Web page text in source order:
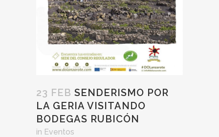
23 FEB SENDERISMO POR
LA GERIA VISITANDO
BODEGAS RUBICÓN
in Eventos